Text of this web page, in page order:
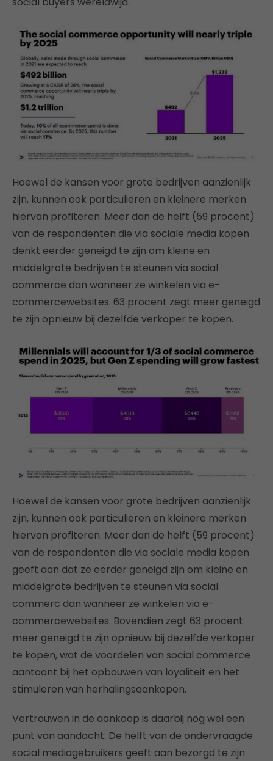
Hoewel de kansen voor grote bedrijven aanzienlijk
zijn, kunnen ook particulieren en kleinere merken
hiervan profiteren. Meer dan de helft (59 procent)
van de respondenten die via sociale media kopen
denkt eerder geneigd te zijn om kleine en
middelgrote bedrijven te steunen via social
commerce dan wanneer ze winkelen via e-
commercewebsites. 63 procent zegt meer geneigd
te zijn opnieuw bij dezelfde verkoper te kopen.
Hoewel de kansen voor grote bedrijven aanzienlijk
zijn, kunnen ook particulieren en kleinere merken
hiervan profiteren. Meer dan de helft (59 procent)
van de respondenten die via sociale media kopen
geeft aan dat ze eerder geneigd zijn om kleine en
middelgrote bedrijven te steunen via social
commerc dan wanneer ze winkelen via e-
commercewebsites. Bovendien zegt 63 procent
meer geneigd te zijn opnieuw bij dezelfde verkoper
te kopen, wat de voordelen van social commerce
aantoont bij het opbouwen van loyaliteit en het
stimuleren van herhalingsaankopen.
Vertrouwen in de aankoop is daarbij nog wel een
punt van aandacht: De helft van de ondervraagde
social mediagebruikers geeft aan bezorgd te zijn